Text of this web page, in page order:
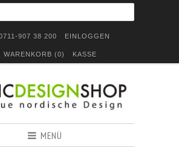
907 38 200 EINLOGGEN
WARENKORB (0) KASSE
MENÜ